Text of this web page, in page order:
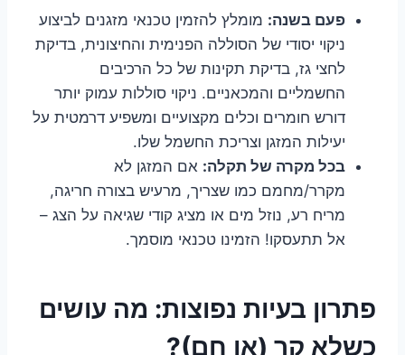
פעם בשנה: מומלץ להזמין טכנאי מזגנים לביצוע
ניקוי יסודי של הסוללה הפנימית והחיצונית, בדיקת
לחצי גז, בדיקת תקינות של כל הרכיבים
החשמליים והמכאניים. ניקוי סוללות עמוק יותר
דורש חומרים וכלים מקצועיים ומשפיע דרמטית על
יעילות המזגן וצריכת החשמל שלו.
בכל מקרה של תקלה: אם המזגן לא
מקרר/מחמם כמו שצריך, מרעיש בצורה חריגה,
מריח רע, נוזל מים או מציג קודי שגיאה על הצג –
אל תתעסקו! הזמינו טכנאי מוסמך.
פתרון בעיות נפוצות: מה עושים
כשלא קר (או חם)?